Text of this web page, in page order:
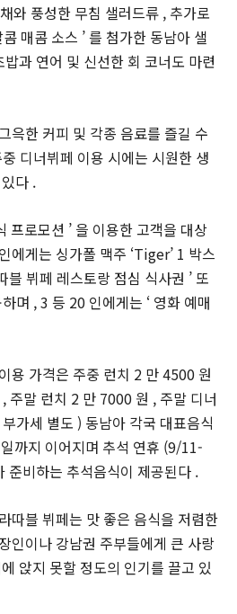
와 풍성한 무침 샐러드류 , 추가로
매콤 소스 ’ 를 첨가한 동남아 샐
과 연어 및 신선한 회 코너도 마련
윽한 커피 및 각종 음료를 즐길 수
디너뷔페 이용 시에는 시원한 생
다 .
프로모션 ’ 을 이용한 고객을 대상
에게는 싱가폴 맥주 ‘Tiger’ 1 박스
블 뷔페 레스토랑 점심 식사권 ’ 또
며 , 3 등 20 인에게는 ‘ 영화 예매
용 가격은 주중 런치 2 만 4500 원
주말 런치 2 만 7000 원 , 주말 디너
가세 별도 ) 동남아 각국 대표음식
까지 이어지며 추석 연휴 (9/11-
준비하는 추석음식이 제공된다 .
따블 뷔페는 맛 좋은 음식을 저렴한
인이나 강남권 주부들에게 큰 사랑
앉지 못할 정도의 인기를 끌고 있